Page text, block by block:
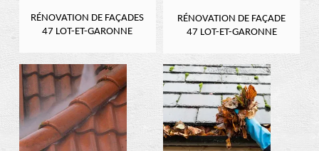
RÉNOVATION DE FAÇADES
47 LOT-ET-GARONNE
RÉNOVATION DE FAÇADE
47 LOT-ET-GARONNE